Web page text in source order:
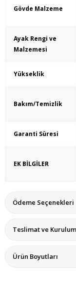
Gövde Malzeme
Ayak Rengi ve
Malzemesi
Yükseklik
Bakım/Temizlik
Garanti Süresi
EK BİLGİLER
Ödeme Seçenekleri
Teslimat ve Kurulum
Ürün Boyutları